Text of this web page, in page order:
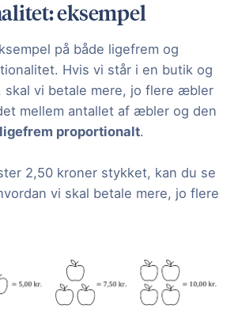
eksempel
på både ligefrem og
Hvis vi står i en butik og
skal vi betale mere, jo flere æbler
mellem antallet af æbler og den
ligefrem proportionalt.
2,50 kroner stykket, kan du se
vi skal betale mere, jo flere